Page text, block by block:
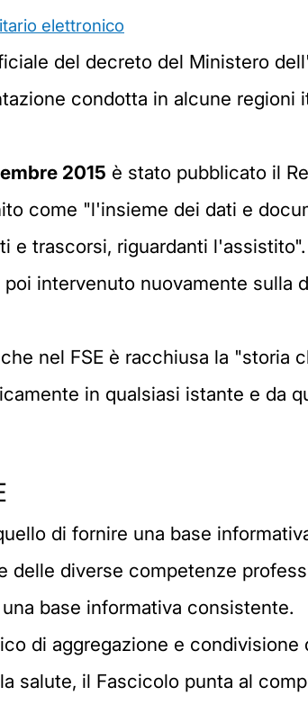
elettronico
del decreto del Ministero
condotta in alcune regioni
2015 è stato pubblicato il
come "l'insieme dei dati e
e trascorsi, riguardanti l'assistito".
poi intervenuto nuovamente sulla
nel FSE è racchiusa la "storia
in qualsiasi istante e da
di fornire una base
delle diverse competenze
base informativa consistente.
di aggregazione e condivisione
salute, il Fascicolo punta al